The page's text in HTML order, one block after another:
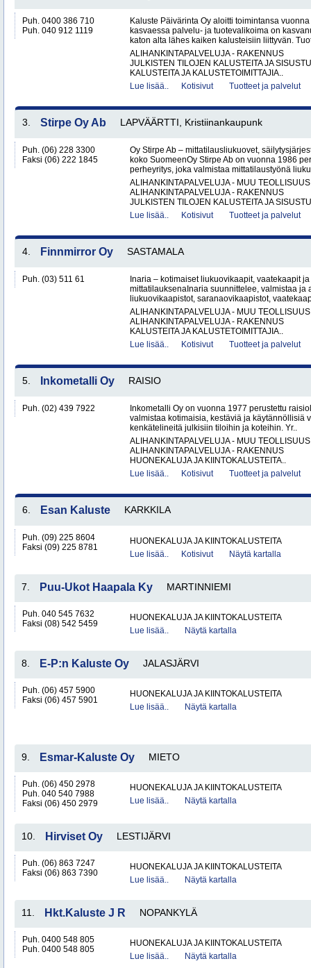
Puh. 0400 386 710
Puh. 040 912 1119
Kaluste Päivärinta Oy aloitti toimintansa
kasvaessa palvelu- ja tuotevalikoima on
katon alta lähes kaiken kalusteisiin liittyvän.
ALIHANKINTAPALVELUJA - RAKENNUS
JULKISTEN TILOJEN KALUSTEITA JA
KALUSTEITA JA KALUSTETOIMITTAJIA..
Lue lisää..
Kotisivut Tuotteet ja palvelut
3. Stirpe Oy Ab LAPVÄÄRTTI, Kristiinankaupunk
Puh. (06) 228 3300
Faksi (06) 222 1845
Oy Stirpe Ab – mittatilausliukuovet,
koko SuomeenOy Stirpe Ab on vuonna 1986
perheyritys, joka valmistaa mittatilaustyönä
ALIHANKINTAPALVELUJA - MUU TEOLLISUUS
ALIHANKINTAPALVELUJA - RAKENNUS
JULKISTEN TILOJEN KALUSTEITA JA
Lue lisää..
Kotisivut Tuotteet ja palvelut
4. Finnmirror Oy SASTAMALA
Puh. (03) 511 61
Inaria – kotimaiset liukuovikaapit, vaatekaapit
mittatilauksenaInaria suunnittelee, valmistaa ja
liukuovikaapistot, saranaovikaapistot,
ALIHANKINTAPALVELUJA - MUU TEOLLISUUS
ALIHANKINTAPALVELUJA - RAKENNUS
KALUSTEITA JA KALUSTETOIMITTAJIA..
Lue lisää..
Kotisivut Tuotteet ja palvelut
5. Inkometalli Oy RAISIO
Puh. (02) 439 7922
Inkometalli Oy on vuonna 1977 perustettu
valmistaa kotimaisia, kestäviä ja käytännöllisiä
kenkätelineitä julkisiin tiloihin ja koteihin. Yr..
ALIHANKINTAPALVELUJA - MUU TEOLLISUUS
ALIHANKINTAPALVELUJA - RAKENNUS
HUONEKALUJA JA KIINTOKALUSTEITA..
Lue lisää..
Kotisivut Tuotteet ja palvelut
6. Esan Kaluste KARKKILA
Puh. (09) 225 8604
Faksi (09) 225 8781
HUONEKALUJA JA KIINTOKALUSTEITA
Lue lisää..
Kotisivut Näytä kartalla
7. Puu-Ukot Haapala Ky MARTINNIEMI
Puh. 040 545 7632
Faksi (08) 542 5459
HUONEKALUJA JA KIINTOKALUSTEITA
Lue lisää..
Näytä kartalla
8. E-P:n Kaluste Oy JALASJÄRVI
Puh. (06) 457 5900
Faksi (06) 457 5901
HUONEKALUJA JA KIINTOKALUSTEITA
Lue lisää..
Näytä kartalla
9. Esmar-Kaluste Oy MIETO
Puh. (06) 450 2978
Puh. 040 540 7988
Faksi (06) 450 2979
HUONEKALUJA JA KIINTOKALUSTEITA
Lue lisää..
Näytä kartalla
10. Hirviset Oy LESTIJÄRVI
Puh. (06) 863 7247
Faksi (06) 863 7390
HUONEKALUJA JA KIINTOKALUSTEITA
Lue lisää..
Näytä kartalla
11. Hkt.Kaluste J R NOPANKYLÄ
Puh. 0400 548 805
Puh. 0400 548 805
HUONEKALUJA JA KIINTOKALUSTEITA
Lue lisää..
Näytä kartalla